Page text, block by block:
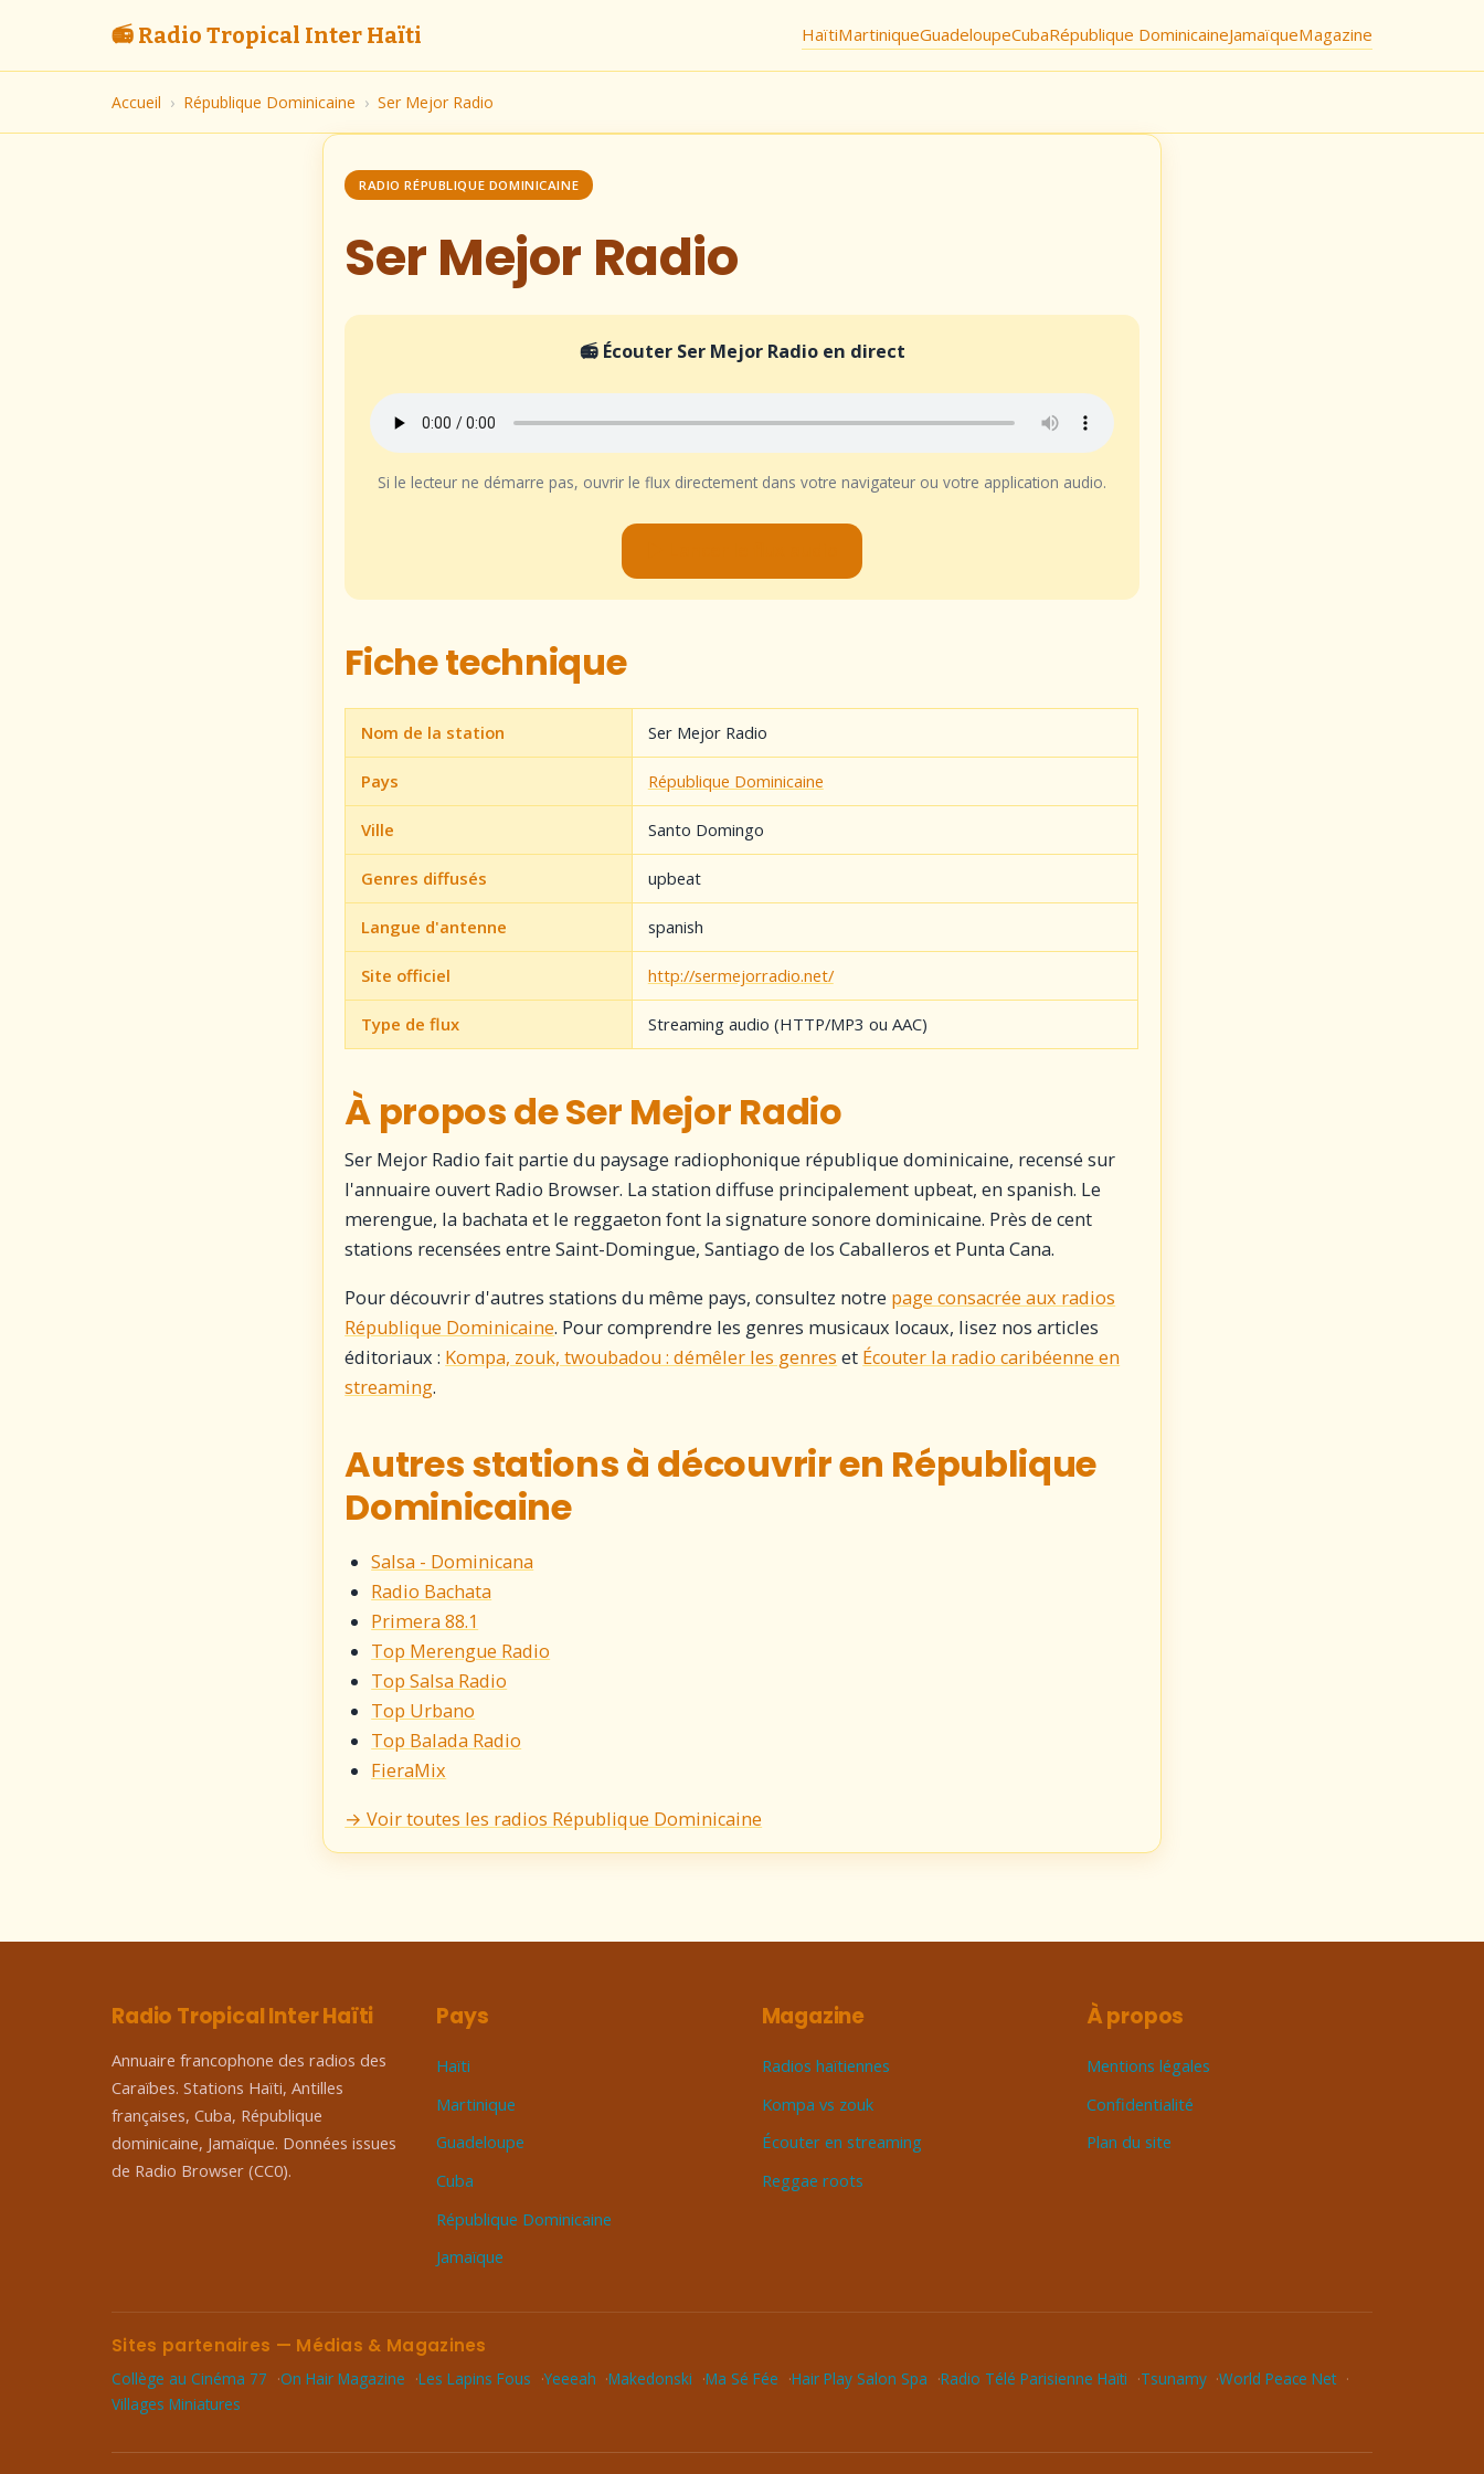
📻 Radio Tropical Inter Haïti HaïtiMartiniqueGuadeloupeCubaRépublique DominicaineJamaïqueMagazine
Accueil › République Dominicaine › Ser Mejor Radio
RADIO RÉPUBLIQUE DOMINICAINE
Ser Mejor Radio
📻 Écouter Ser Mejor Radio en direct
Si le lecteur ne démarre pas, ouvrir le flux directement dans votre navigateur ou votre application audio.
Fiche technique
Nom de la station Ser Mejor Radio
Pays République Dominicaine
Ville Santo Domingo
Genres diffusés upbeat
Langue d'antenne spanish
Site officiel http://sermejorradio.net/
Type de flux Streaming audio (HTTP/MP3 ou AAC)
À propos de Ser Mejor Radio
Ser Mejor Radio fait partie du paysage radiophonique république dominicaine, recensé sur
l'annuaire ouvert Radio Browser. La station diffuse principalement upbeat, en spanish. Le
merengue, la bachata et le reggaeton font la signature sonore dominicaine. Près de cent
stations recensées entre Saint-Domingue, Santiago de los Caballeros et Punta Cana.
Pour découvrir d'autres stations du même pays, consultez notre page consacrée aux radios
République Dominicaine. Pour comprendre les genres musicaux locaux, lisez nos articles
éditoriaux : Kompa, zouk, twoubadou : démêler les genres et Écouter la radio caribéenne en
streaming.
Autres stations à découvrir en République
Dominicaine
Salsa - Dominicana
Radio Bachata
Primera 88.1
Top Merengue Radio
Top Salsa Radio
Top Urbano
Top Balada Radio
FieraMix
→ Voir toutes les radios République Dominicaine
Radio Tropical Inter Haïti
Annuaire francophone des radios des
Caraïbes. Stations Haïti, Antilles
françaises, Cuba, République
dominicaine, Jamaïque. Données issues
de Radio Browser (CC0).
Pays
Haïti
Martinique
Guadeloupe
Cuba
République Dominicaine
Jamaïque
Magazine
Radios haïtiennes
Kompa vs zouk
Écouter en streaming
Reggae roots
À propos
Mentions légales
Confidentialité
Plan du site
Sites partenaires — Médias & Magazines
Collège au Cinéma 77 On Hair Magazine Les Lapins Fous Yeeeah Makedonski Ma Sé Fée Hair Play Salon Spa Radio Télé Parisienne Haïti Tsunamy
World Peace Net
Villages Miniatures